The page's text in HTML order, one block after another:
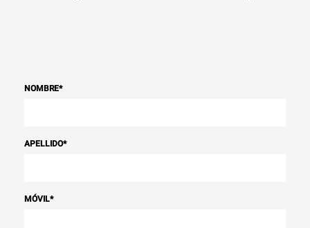
NOMBRE*
APELLIDO*
MÓVIL*